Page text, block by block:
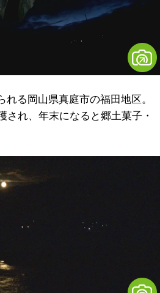
る岡山県真庭市の福田地区。
され、年末になると郷土菓子・